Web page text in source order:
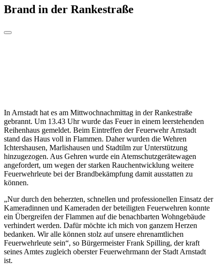
Brand in der Rankestraße
In Arnstadt hat es am Mittwochnachmittag in der Rankestraße
gebrannt. Um 13.43 Uhr wurde das Feuer in einem leerstehenden
Reihenhaus gemeldet. Beim Eintreffen der Feuerwehr Arnstadt
stand das Haus voll in Flammen. Daher wurden die Wehren
Ichtershausen, Marlishausen und Stadtilm zur Unterstützung
hinzugezogen. Aus Gehren wurde ein Atemschutzgerätewagen
angefordert, um wegen der starken Rauchentwicklung weitere
Feuerwehrleute bei der Brandbekämpfung damit ausstatten zu
können.
„Nur durch den beherzten, schnellen und professionellen Einsatz der
Kameradinnen und Kameraden der beteiligten Feuerwehren konnte
ein Übergreifen der Flammen auf die benachbarten Wohngebäude
verhindert werden. Dafür möchte ich mich von ganzem Herzen
bedanken. Wir alle können stolz auf unsere ehrenamtlichen
Feuerwehrleute sein“, so Bürgermeister Frank Spilling, der kraft
seines Amtes zugleich oberster Feuerwehrmann der Stadt Arnstadt
ist.